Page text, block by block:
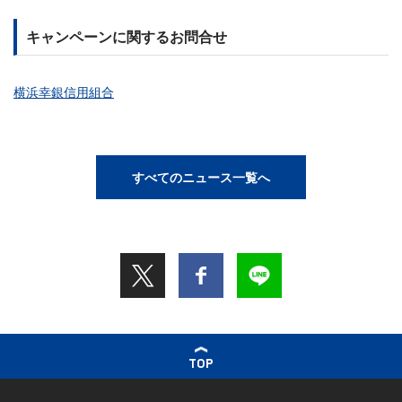
キャンペーンに関するお問合せ
横浜幸銀信用組合
すべてのニュース一覧へ
TOP